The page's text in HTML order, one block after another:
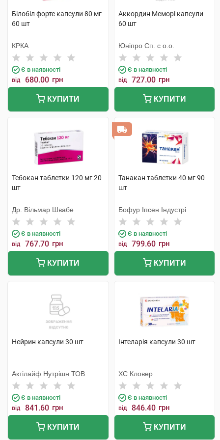
Білобіл форте капсули 80 мг
60 шт
КРКА
Є в наявності
від 680.00 грн
КУПИТИ
Аккордин Меморі капсули
60 шт
Юніпро Сп. с о.о.
Є в наявності
від 727.00 грн
КУПИТИ
Тебокан таблетки 120 мг 20
шт
Др. Вільмар Швабе
Є в наявності
від 767.70 грн
КУПИТИ
Танакан таблетки 40 мг 90
шт
Бофур Іпсен Індустрі
Є в наявності
від 799.60 грн
КУПИТИ
Нейрин капсули 30 шт
Актілайф Нутрішн ТОВ
Є в наявності
від 841.60 грн
КУПИТИ
Інтеларія капсули 30 шт
ХС Кловер
Є в наявності
від 846.40 грн
КУПИТИ